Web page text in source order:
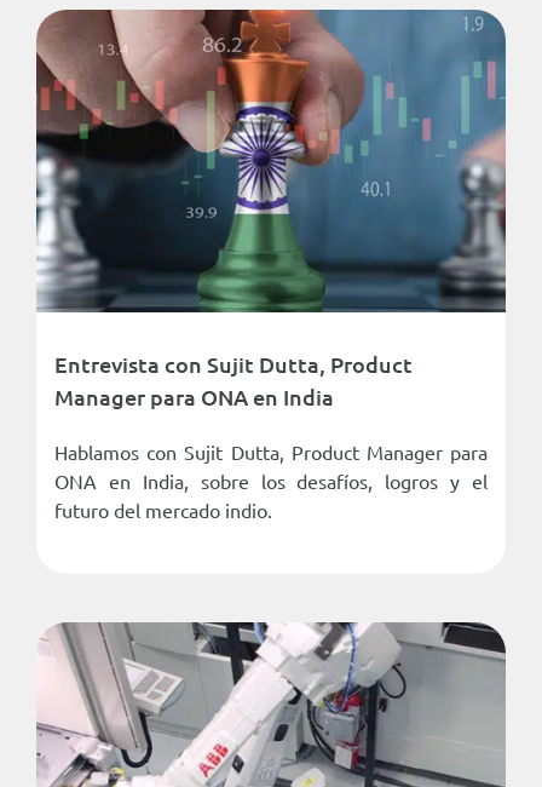
Entrevista con Sujit Dutta, Product
Manager para ONA en India
Hablamos con Sujit Dutta, Product Manager para
ONA en India, sobre los desafíos, logros y el
futuro del mercado indio.